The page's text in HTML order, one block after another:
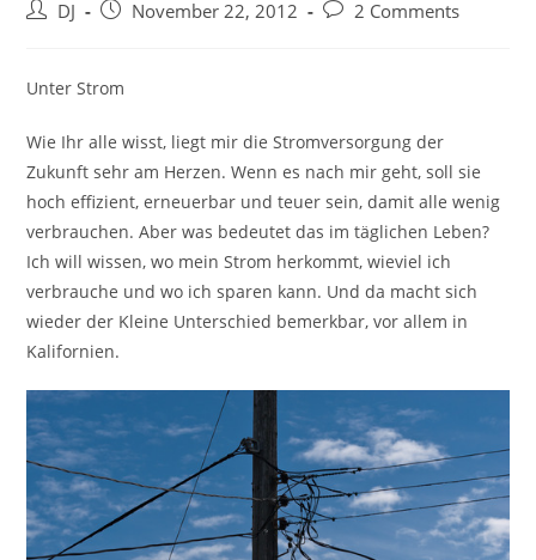
Beitrags-
DJ
BeitragNovember 22, 2012
Beitrags-
2 Comments
Unter Strom
Wie Ihr alle wisst, liegt mir die Stromversorgung der
Zukunft sehr am Herzen. Wenn es nach mir geht, soll sie
hoch effizient, erneuerbar und teuer sein, damit alle wenig
verbrauchen. Aber was bedeutet das im täglichen Leben?
Ich will wissen, wo mein Strom herkommt, wieviel ich
verbrauche und wo ich sparen kann. Und da macht sich
wieder der Kleine Unterschied bemerkbar, vor allem in
Kalifornien.